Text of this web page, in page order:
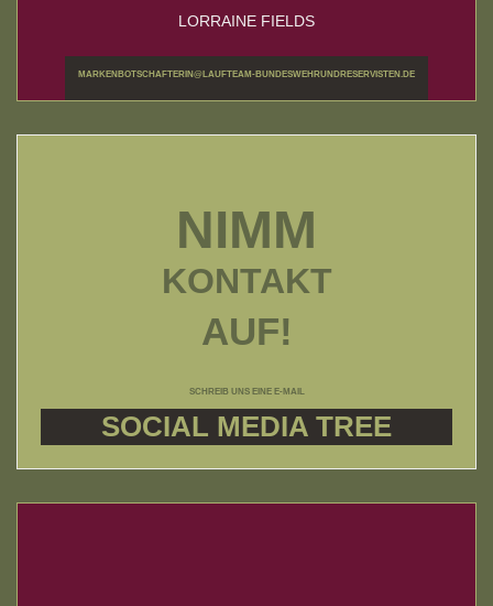
LORRAINE FIELDS
MARKENBOTSCHAFTERIN@LAUFTEAM-BUNDESWEHRUNDRESERVISTEN.DE
NIMM
KONTAKT
AUF!
SCHREIB UNS EINE E-MAIL
SOCIAL MEDIA TREE